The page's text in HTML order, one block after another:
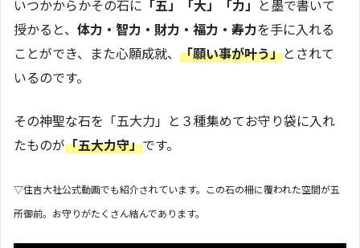
いつかからかその石に 「五」「大」「力」 と墨で書いて
授かると、 体力・智力・財力・福力・寿力を手に入れる
ことができ、また心願成就、 「願い事が叶う」とされて
いるのです。
その神聖な石を「五大力」と３種集めてお守り袋に入れ
たものが「五大力守」です。
▽住吉大社公式動画でも紹介されています。この石の柵に覆われた空間が五
所御前。お守りがたくさん結んであります。